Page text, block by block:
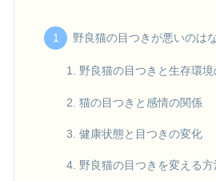
野良猫の目つきが悪いのは
野良猫の目つきと生存環
猫の目つきと感情の関係
健康状態と目つきの変化
野良猫の目つきを変える方